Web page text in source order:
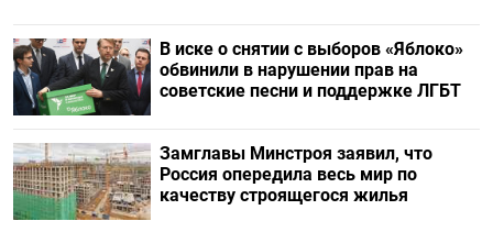
В иске о снятии с выборов «Яблоко»
обвинили в нарушении прав на
советские песни и поддержке ЛГБТ
Замглавы Минстроя заявил, что
Россия опередила весь мир по
качеству строящегося жилья